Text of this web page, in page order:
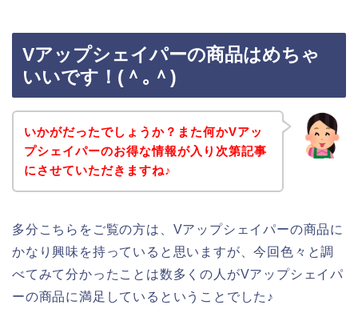
Vアップシェイパーの商品はめちゃ
いいです！(＾｡＾)
いかがだったでしょうか？また何かVアッ
プシェイパーのお得な情報が入り次第記事
にさせていただきますね♪
多分こちらをご覧の方は、Vアップシェイパーの商品に
かなり興味を持っていると思いますが、今回色々と調
べてみて分かったことは数多くの人がVアップシェイパ
ーの商品に満足しているということでした♪